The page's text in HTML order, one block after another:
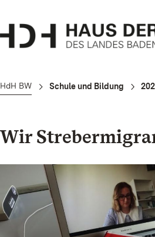
HdH BW Schule und Bildung
Wir